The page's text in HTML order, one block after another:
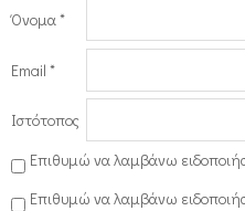
Όνομα*
Email *
Ιστότοπος
Επιθυμώ να λαμβάνω
Επιθυμώ να λαμβάνω